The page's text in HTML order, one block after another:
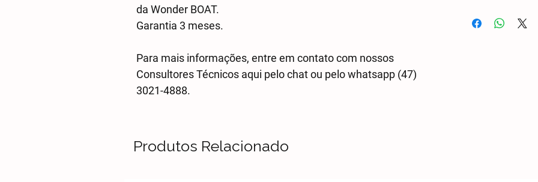
da Wonder BOAT.
Garantia 3 meses.
Para mais informações, entre em contato com nossos
Consultores Técnicos aqui pelo chat ou pelo whatsapp (47)
3021-4888.
whtasapp (47)
Produtos Relacionado